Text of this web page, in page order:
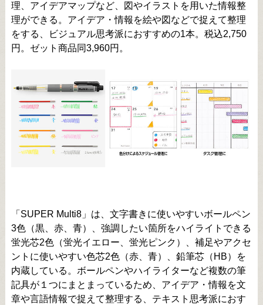
理、アイデアマップなど、図やイラストを用いた情報整
理ができる。アイデア・情報を絵や図などで捉えて整理
をする、ビジュアル思考派におすすめの1本。税込2,750
円。ゼット商品同3,960円。
「SUPER Multi8」は、文字書きに使いやすいボールペン
3色（黒、赤、青）、強調したい箇所をハイライトできる
蛍光芯2色（蛍光イエロー、蛍光ピンク）、補足やアクセ
ントに使いやすい色芯2色（赤、青）、鉛筆芯（HB）を
内蔵している。ボールペンやハイライターなど複数の筆
記具が１つにまとまっているため、アイデア・情報を文
章や言語情報で捉えて整理する、テキスト思考派におす